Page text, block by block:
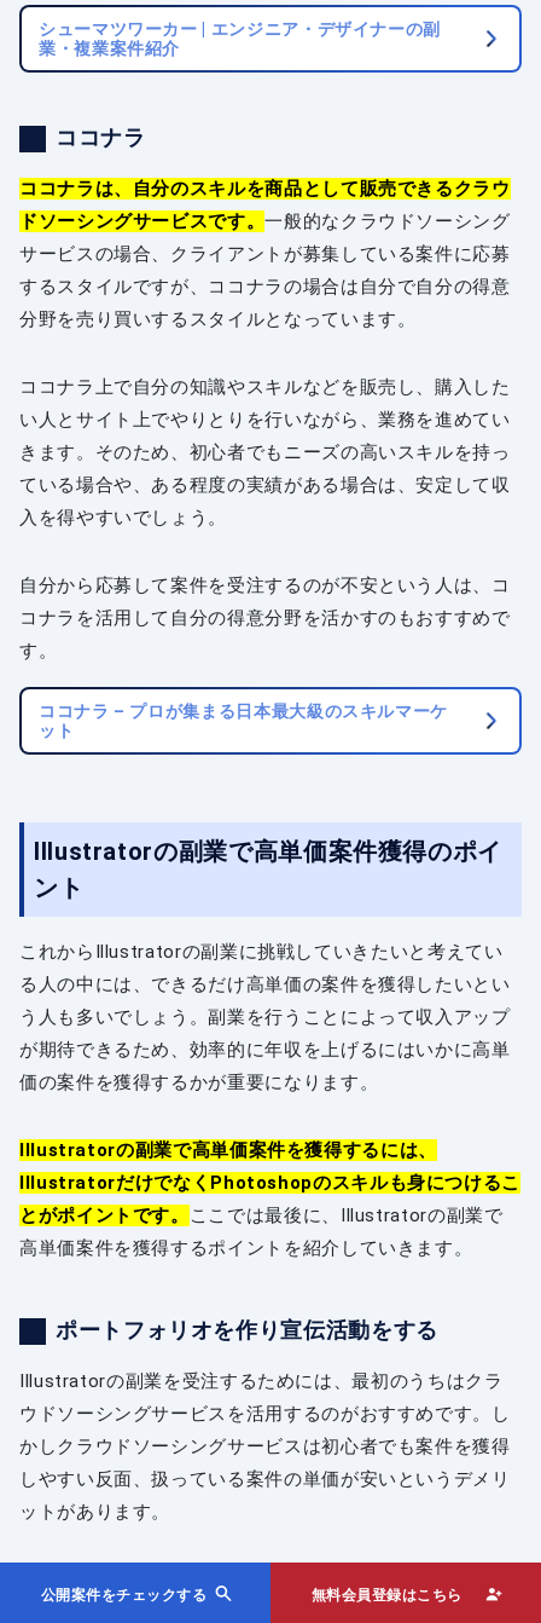
シューマツワーカー | エンジニア・デザイナーの副
業・複業案件紹介
ココナラ
ココナラは、自分のスキルを商品として販売できるクラウ
ドソーシングサービスです。一般的なクラウドソーシング
サービスの場合、クライアントが募集している案件に応募
するスタイルですが、ココナラの場合は自分で自分の得意
分野を売り買いするスタイルとなっています。
ココナラ上で自分の知識やスキルなどを販売し、購入した
い人とサイト上でやりとりを行いながら、業務を進めてい
きます。そのため、初心者でもニーズの高いスキルを持っ
ている場合や、ある程度の実績がある場合は、安定して収
入を得やすいでしょう。
自分から応募して案件を受注するのが不安という人は、コ
コナラを活用して自分の得意分野を活かすのもおすすめで
す。
ココナラ – プロが集まる日本最大級のスキルマーケ
ット
Illustratorの副業で高単価案件獲得のポイ
ント
これからIllustratorの副業に挑戦していきたいと考えてい
る人の中には、できるだけ高単価の案件を獲得したいとい
う人も多いでしょう。副業を行うことによって収入アップ
が期待できるため、効率的に年収を上げるにはいかに高単
価の案件を獲得するかが重要になります。
Illustratorの副業で高単価案件を獲得するには、
IllustratorだけでなくPhotoshopのスキルも身につけるこ
とがポイントです。
ここでは最後に、Illustratorの副業で
高単価案件を獲得するポイントを紹介していきます。
ポートフォリオを作り宣伝活動をする
Illustratorの副業を受注するためには、最初のうちはクラ
ウドソーシングサービスを活用するのがおすすめです。し
かしクラウドソーシングサービスは初心者でも案件を獲得
しやすい反面、扱っている案件の単価が安いというデメリ
ットがあります。
公開案件をチェックする 無料会員登録はこちら